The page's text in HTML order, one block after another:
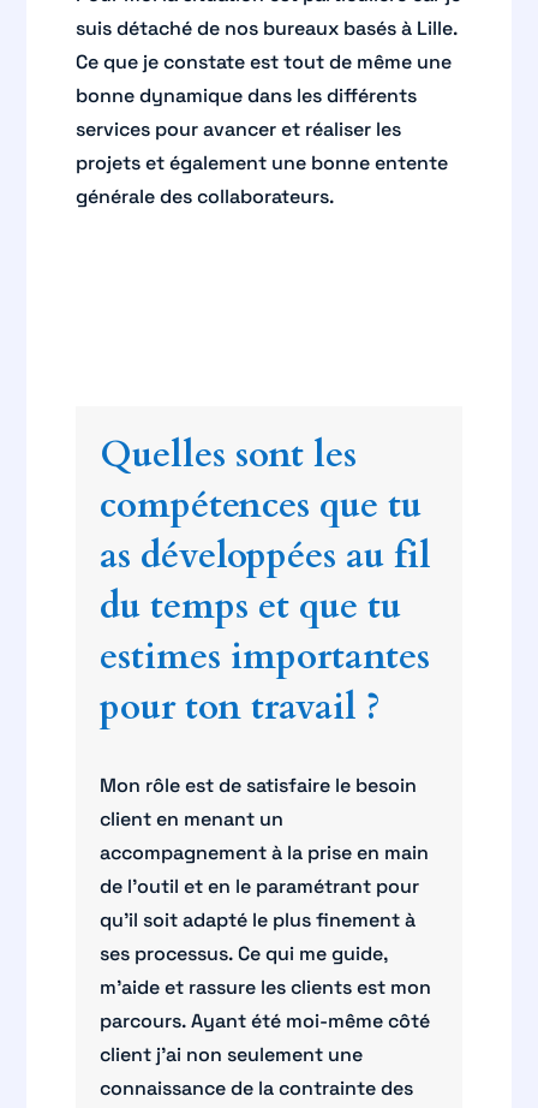
suis détaché de nos bureaux basés à Lille.
Ce que je constate est tout de même une
bonne dynamique dans les différents
services pour avancer et réaliser les
projets et également une bonne entente
générale des collaborateurs.
Quelles sont les
compétences que tu
as développées au fil
du temps et que tu
estimes importantes
pour ton travail ?
Mon rôle est de satisfaire le besoin
client en menant un
accompagnement à la prise en main
de l’outil et en le paramétrant pour
qu’il soit adapté le plus finement à
ses processus. Ce qui me guide,
m’aide et rassure les clients est mon
parcours. Ayant été moi-même côté
client j’ai non seulement une
connaissance de la contrainte des